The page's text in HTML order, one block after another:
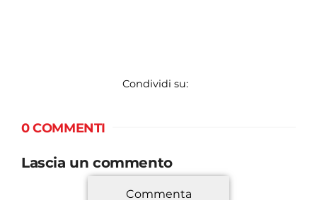
Condividi su:
0 COMMENTI
Lascia un commento
*
Commenta